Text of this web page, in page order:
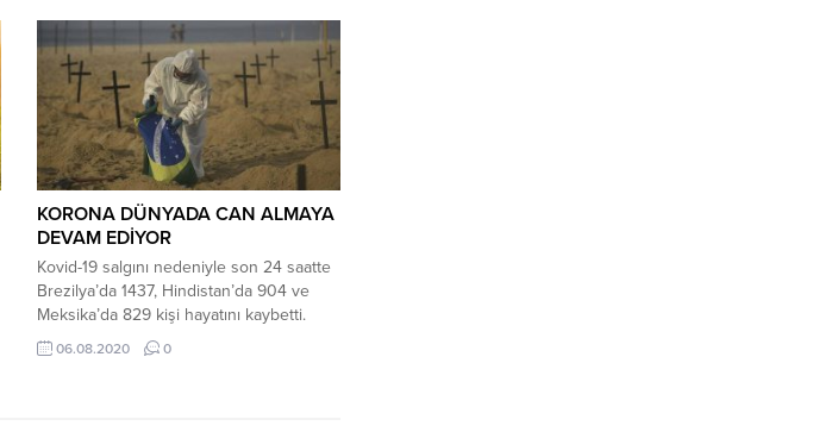
Uzmanı Prof. Dr. Süleyman Pampal,
bölgenin ciddi riskler taşıdığı uyarısında
bulundu. Prof. Dr. Pampal, Fethiye-Burdur
Fayı’nın 7’nin üzerinde deprem üretme
potansiyeline...
KORONA DÜNYADA CAN ALMAYA
DEVAM EDİYOR
Kovid-19 salgını nedeniyle son 24 saatte
Brezilya’da 1437, Hindistan’da 904 ve
Meksika’da 829 kişi hayatını kaybetti.
Brezilya Sağlık Bakanlığının verilerine
göre, 1437 kişinin yaşamını yitirmesiyle
06.08.2020 0